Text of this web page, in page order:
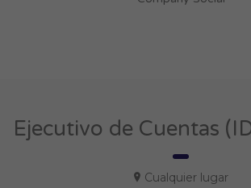
Ejecutivo de Cuentas
Cualquier lugar